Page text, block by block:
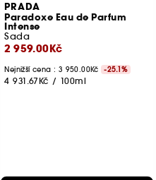
PRADA
Paradoxe Eau de Parfum
Intense
Sada
2 959.00Kč
Nejnižší cena : 3 950.00Kč -25.1%
4 931.67Kč / 100ml